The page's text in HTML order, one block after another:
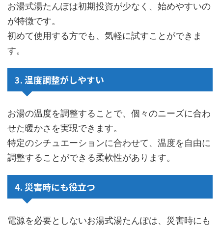
お湯式湯たんぽは初期投資が少なく、始めやすいの
が特徴です。
初めて使用する方でも、気軽に試すことができま
す。
3. 温度調整がしやすい
お湯の温度を調整することで、個々のニーズに合わ
せた暖かさを実現できます。
特定のシチュエーションに合わせて、温度を自由に
調整することができる柔軟性があります。
4. 災害時にも役立つ
電源を必要としないお湯式湯たんぽは、災害時にも